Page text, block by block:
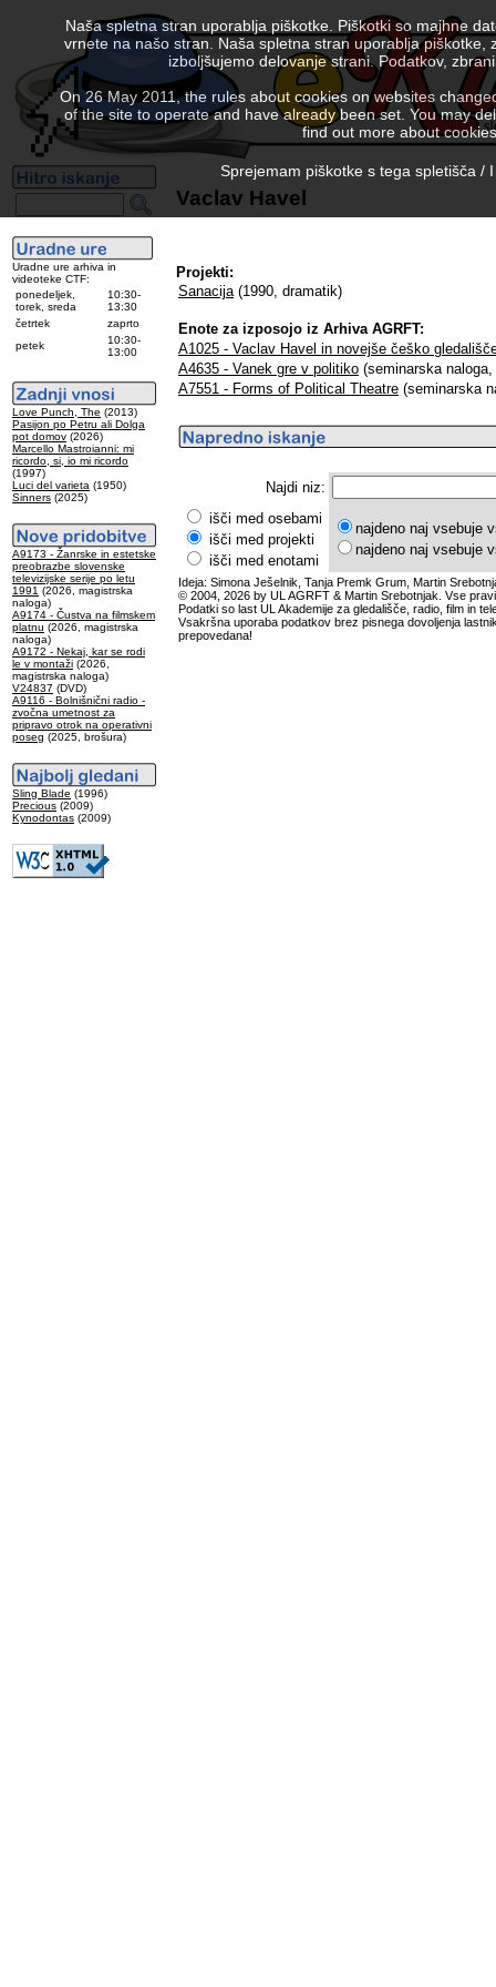
Uradne ure arhiva in
videoteke CTF:
ponedeljek,
torek, sreda
10:30-
13:30
četrtek
zaprto
petek
10:30-
13:00
Love Punch, The (2013)
Pasijon po Petru ali Dolga
pot domov (2026)
Marcello Mastroianni: mi
ricordo, si, io mi ricordo
(1997)
Luci del varieta (1950)
Sinners (2025)
A9173 - Žanrske in estetske
preobrazbe slovenske
televizijske serije po letu
1991 (2026, magistrska
naloga)
A9174 - Čustva na filmskem
platnu (2026, magistrska
naloga)
A9172 - Nekaj, kar se rodi
le v montaži (2026,
magistrska naloga)
V24837 (DVD)
A9116 - Bolnišnični radio -
zvočna umetnost za
pripravo otrok na operativni
poseg (2025, brošura)
Sling Blade (1996)
Precious (2009)
Kynodontas (2009)
Vaclav Havel
Projekti:
Sanacija(1990, dramatik)
Enote za izposojo iz Arhiva AGRFT:
A1025 - Vaclav Havel in novejše češko
A4635 - Vanek gre v politiko (seminarska
A7551 - Forms of Political Theatre (seminarska
Najdi niz:
išči med osebami
išči med projekti
išči med enotami
najdeno naj vsebuje
najdeno naj vsebuje
Ideja: Simona Ješelnik, Tanja Premk Grum, Martin
© 2004, 2026 by UL AGRFT & Martin Srebotnjak. Vse
Podatki so last UL Akademije za gledališče, radio, film in
Vsakršna uporaba podatkov brez pisnega dovoljenja
prepovedana!
Naša spletna stran uporablja piškotke. Piškotki so majhne
vrnete na našo stran. Naša spletna stran uporablja
izboljšujemo delovanje strani. Podatkov,
On 26 May 2011, the rules about cookies on websites
of the site to operate and have already been set. You may
find out more about
Sprejemam piškotke s tega spletišča /